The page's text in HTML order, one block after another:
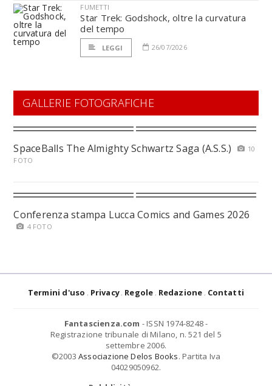
FUMETTI
Star Trek: Godshock, oltre la curvatura
del tempo
LEGGI 26/07/2026
GALLERIE FOTOGRAFICHE
SpaceBalls The Almighty Schwartz Saga (A.S.S.)
10
FOTO
Conferenza stampa Lucca Comics and Games 2026
4 FOTO
Termini d'uso Privacy Regole Redazione Contatti
Fantascienza.com - ISSN 1974-8248 -
Registrazione tribunale di Milano, n. 521 del 5
settembre 2006.
©2003 Associazione Delos Books. Partita Iva
04029050962.